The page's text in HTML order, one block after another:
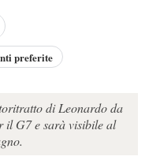
preferite
di Leonardo da
il G7 e sarà visibile al